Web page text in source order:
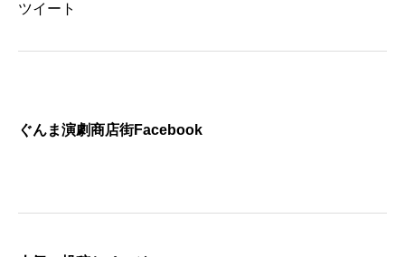
ツイート
ぐんま演劇商店街Facebook